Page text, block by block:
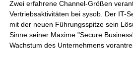
Zwei erfahrene Channel-Größen
Vertriebsaktivitäten bei sysob. Der IT-
mit der neuen Führungsspitze sein
Sinne seiner Maxime "Secure
Wachstum des Unternehmens